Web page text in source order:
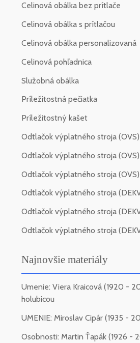
Celinová obálka bez prítlače
Celinová obálka s prítlačou
Celinová obálka personalizovaná
Celinová pohľadnica
Služobná obálka
Príležitostná pečiatka
Príležitostný kašet
Odtlačok výplatného stroja (OVS)
Odtlačok výplatného stroja
Odtlačok výplatného stroja
Odtlačok výplatného stroja
Odtlačok výplatného stroja
Odtlačok výplatného stroja
Najnovšie materiály
Umenie: Viera Kraicová (1920 -
holubicou
UMENIE: Miroslav Cipár (1935 -
Osobnosti: Martin Ťapák (1926 -